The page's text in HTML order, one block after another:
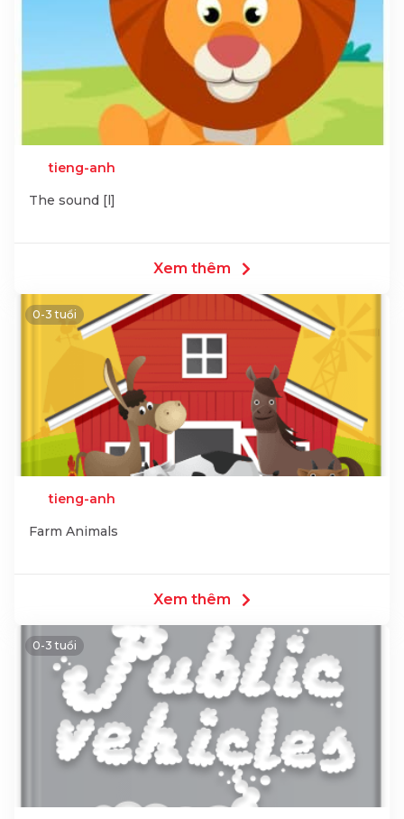
tieng-anh
The sound [l]
Xem thêm
0-3 tuổi
tieng-anh
Farm Animals
Xem thêm
0-3 tuổi